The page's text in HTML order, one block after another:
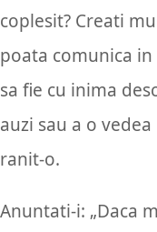
coplesit? Creati
poata comunica
sa fie cu inima
auzi sau a o
ranit-o.
Anuntati-i: „Daca